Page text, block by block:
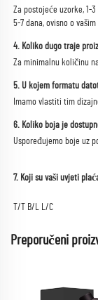
Za postojeće uzorke, 1-
5-7 dana, ovisno o
4. Koliko dugo traje
Za minimalnu količinu
5. U kojem formatu
Imamo vlastiti tim
6. Koliko boja je
Uspoređujemo boje uz
7. Koji su vaši uvjeti
T/T B/L L/C
Preporučeni